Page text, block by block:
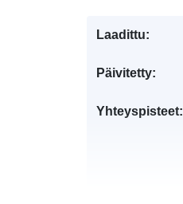
Laadittu:
Päivitetty:
Yhteyspisteet: